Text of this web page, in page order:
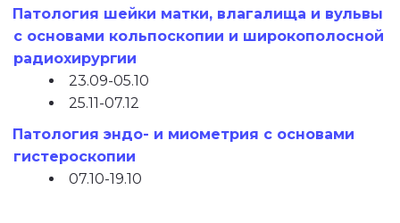
Патология шейки матки, влагалища и вульвы
с основами кольпоскопии и широкополосной
радиохирургии
23.09-05.10
25.11-07.12
Патология эндо- и миометрия с основами
гистероскопии
07.10-19.10